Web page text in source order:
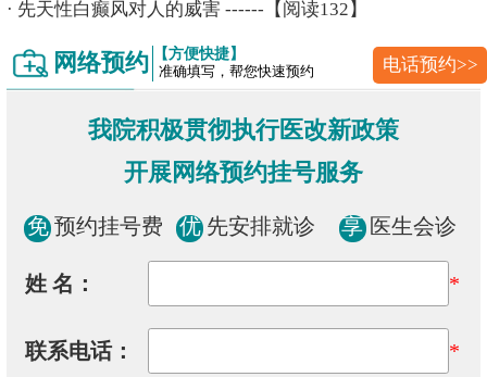
· 先天性白癫风对人的威害 ------【阅读132】
网络预约 【方便快捷】
准确填写，帮您快速预约 电话预约>>
我院积极贯彻执行医改新政策
开展网络预约挂号服务
免 预约挂号费 优 先安排就诊 享 医生会诊
姓 名： *
联系电话： *